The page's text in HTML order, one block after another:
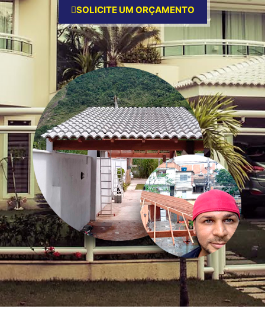
SOLICITE UM ORÇAMENTO